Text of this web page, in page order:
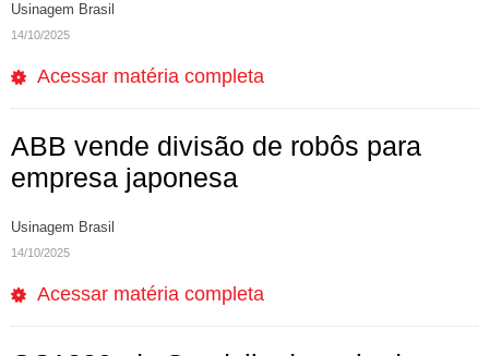
Usinagem Brasil
14/10/2025
Acessar matéria completa
ABB vende divisão de robôs para
empresa japonesa
Usinagem Brasil
14/10/2025
Acessar matéria completa